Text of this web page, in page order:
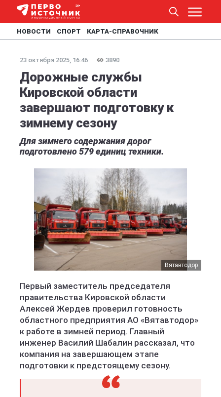
НОВОСТИ СПОРТ КАРТА-СПРАВОЧНИК
23 октября 2025, 16:46 3890
Дорожные службы
Кировской области
завершают подготовку к
зимнему сезону
Для зимнего содержания дорог
подготовлено 579 единиц техники.
Вятавтодор
Первый заместитель председателя
правительства Кировской области
Алексей Жердев проверил готовность
областного предприятия АО «Вятавтодор»
к работе в зимней период. Главный
инженер Василий Шабалин рассказал, что
компания на завершающем этапе
подготовки к предстоящему сезону.